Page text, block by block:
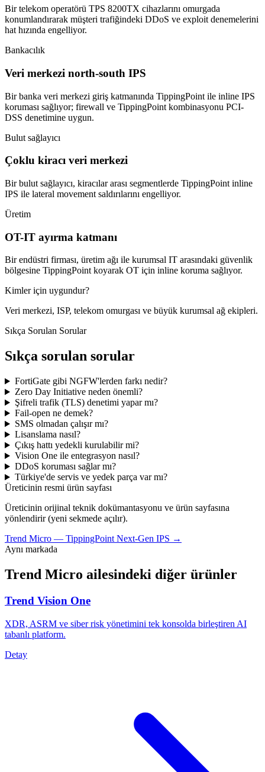
Bir telekom operatörü TPS 8200TX cihazlarını omurgada
konumlandırarak müşteri trafiğindeki DDoS ve exploit denemelerini
hat hızında engelliyor.
Bankacılık
Veri merkezi north-south IPS
Bir banka veri merkezi giriş katmanında TippingPoint ile inline IPS
koruması sağlıyor; firewall ve TippingPoint kombinasyonu PCI-
DSS denetimine uygun.
Bulut sağlayıcı
Çoklu kiracı veri merkezi
Bir bulut sağlayıcı, kiracılar arası segmentlerde TippingPoint inline
IPS ile lateral movement saldırılarını engelliyor.
Üretim
OT-IT ayırma katmanı
Bir endüstri firması, üretim ağı ile kurumsal IT arasındaki güvenlik
bölgesine TippingPoint koyarak OT için inline koruma sağlıyor.
Kimler için uygundur?
Veri merkezi, ISP, telekom omurgası ve büyük kurumsal ağ ekipleri.
Sıkça Sorulan Sorular
Sıkça sorulan sorular
FortiGate gibi NGFW'lerden farkı nedir?
Zero Day Initiative neden önemli?
Şifreli trafik (TLS) denetimi yapar mı?
Fail-open ne demek?
SMS olmadan çalışır mı?
Lisanslama nasıl?
Çıkış hattı yedekli kurulabilir mi?
Vision One ile entegrasyon nasıl?
DDoS koruması sağlar mı?
Türkiye'de servis ve yedek parça var mı?
Üreticinin resmi ürün sayfası
Üreticinin orijinal teknik dokümantasyonu ve ürün sayfasına
yönlendirir (yeni sekmede açılır).
Trend Micro — TippingPoint Next-Gen IPS →
Aynı markada
Trend Micro ailesindeki diğer ürünler
Trend Vision One
XDR, ASRM ve siber risk yönetimini tek konsolda birleştiren AI
tabanlı platform.
Detay